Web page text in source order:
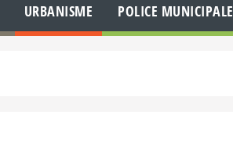
URBANISME POLICE MUNICIPALE